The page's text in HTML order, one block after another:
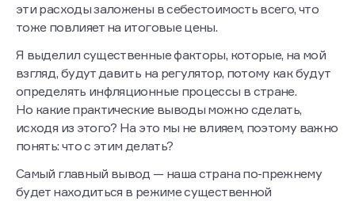
эти расходы заложены в себестоимость всего, что
тоже повлияет на итоговые цены.
Я выделил существенные факторы, которые, на мой
взгляд, будут давить на регулятор, потому как будут
определять инфляционные процессы в стране.
Но какие практические выводы можно сделать,
исходя из этого? На это мы не влияем, поэтому важно
понять: что с этим делать?
Самый главный вывод — наша страна по-прежнему
будет находиться в режиме существенной